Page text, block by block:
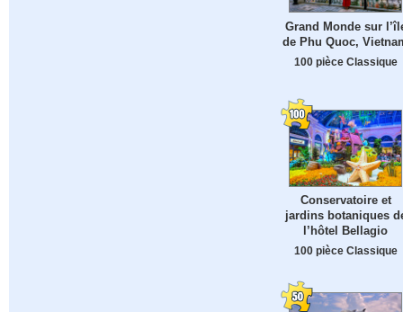
Grand Monde sur
de Phu Quoc,
100 pièce Classique
Conservatoire et
jardins botaniques
l’hôtel Bellagio
100 pièce Classique